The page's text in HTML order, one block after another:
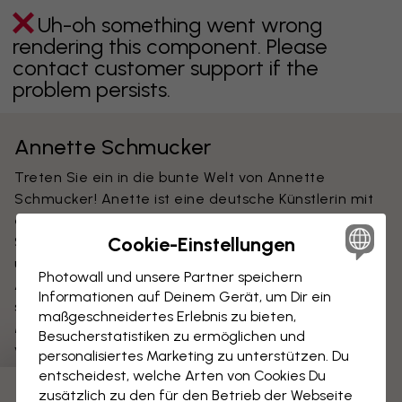
Uh-oh something went wrong
rendering this component. Please
contact customer support if the
problem persists.
Annette Schmucker
Treten Sie ein in die bunte Welt von Annette
Schmucker! Anette ist eine deutsche Künstlerin mit
einer einzigartigen Bildsprache und Ausdrucksweise.
Sie konzentriert sich auf die Darstellung von Licht
und Raum, probiert aber auch gerne neue
Ausdrucksformen und Techniken aus. Sie arbeitet
sowohl mit konkreten als auch mit abstrakten
Motiven und kombiniert auch gerne beides. Annette
verwendet für ihre Kreationen gerne Ölfarbe,
manchmal auch zusammen mit z. B. Acrylfarbe. Sie
arbeitet gerne mit Kontrasten und viele ihrer
Cookie-Einstellungen
Photowall und unsere Partner speichern
Informationen auf Deinem Gerät, um Dir ein
maßgeschneidertes Erlebnis zu bieten,
Besucherstatistiken zu ermöglichen und
personalisiertes Marketing zu unterstützen. Du
entscheidest, welche Arten von Cookies Du
zusätzlich zu den für den Betrieb der Webseite